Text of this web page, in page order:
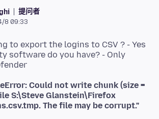
提问者
8 09:33
to export the logins to CSV ? - Yes
software do you have? - Only
Could not write chunk (size =
S:\Steve Glanstein\Firefox
The file may be corrupt."